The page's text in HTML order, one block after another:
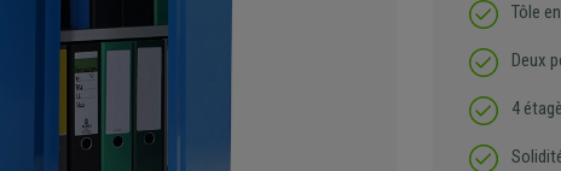
Tôle
Deux
4